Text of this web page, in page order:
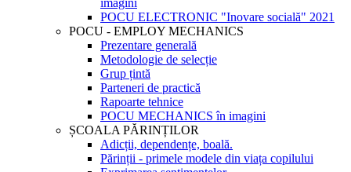
imagini
POCU ELECTRONIC "Inovare socială" 2021
POCU - EMPLOY MECHANICS
Prezentare generală
Metodologie de selecție
Grup țintă
Parteneri de practică
Rapoarte tehnice
POCU MECHANICS în imagini
ȘCOALA PĂRINȚILOR
Adicții, dependențe, boală.
Părinții - primele modele din viața copilului